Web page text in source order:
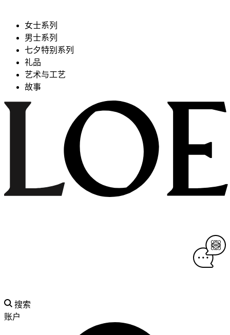
女士系列
男士系列
七夕特别系列
礼品
艺术与工艺
故事
搜索
账户